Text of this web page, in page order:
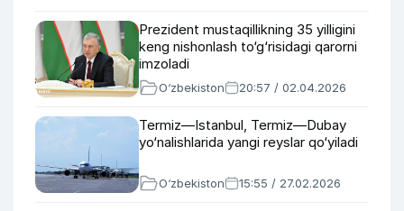
Prezident mustaqillikning 35 yilligini
keng nishonlash to‘g‘risidagi qarorni
imzoladi
O‘zbekiston 20:57 / 02.04.2026
Termiz—Istanbul, Termiz—Dubay
yo‘nalishlarida yangi reyslar qo‘yiladi
O‘zbekiston 15:55 / 27.02.2026